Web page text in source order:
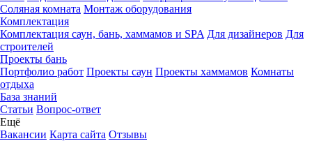
Соляная комната Монтаж оборудования
Комплектация
Комплектация саун, бань, хаммамов и SPA Для дизайнеров Для
строителей
Проекты бань
Портфолио работ Проекты саун Проекты хаммамов Комнаты
отдыха
База знаний
Статьи Вопрос-ответ
Ещё
Вакансии Карта сайта Отзывы